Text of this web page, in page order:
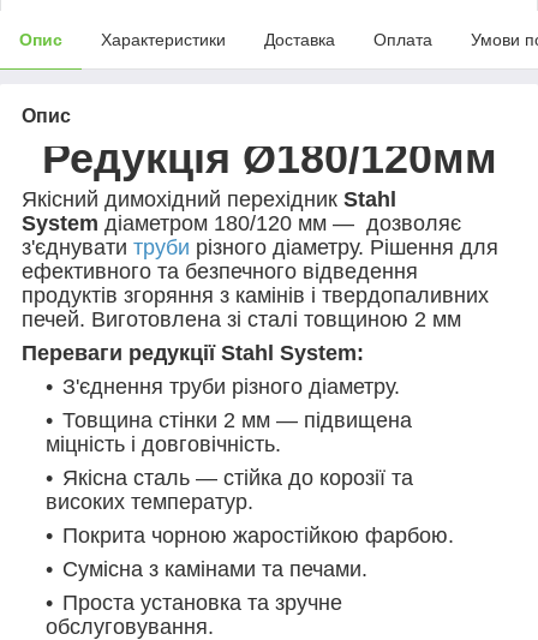
Опис Характеристики Доставка Оплата Умови
Опис
Редукція Ø180/120мм
Якісний димохідний перехідник Stahl
System діаметром 180/120 мм — дозволяє
з'єднувати труби різного діаметру. Рішення для
ефективного та безпечного відведення
продуктів згоряння з камінів і твердопаливних
печей. Виготовлена зі сталі товщиною 2 мм
Переваги редукції Stahl System:
З'єднення труби різного діаметру.
Товщина стінки 2 мм — підвищена
міцність і довговічність.
Якісна сталь — стійка до корозії та
високих температур.
Покрита чорною жаростійкою фарбою.
Сумісна з камінами та печами.
Проста установка та зручне
обслуговування.